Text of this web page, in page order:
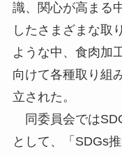
識、関心が高まる
したさまざまな取
ような中、食肉加
向けて各種取り組
立された。
同委員会では
として、「SDGs